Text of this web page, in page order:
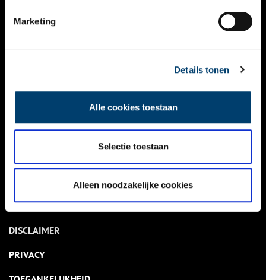
Marketing
Details tonen
Alle cookies toestaan
Selectie toestaan
Alleen noodzakelijke cookies
NIEUWS
KALENDER
ACTIVITEITEN
NIEUWSBRIEF
DISCLAIMER
PRIVACY